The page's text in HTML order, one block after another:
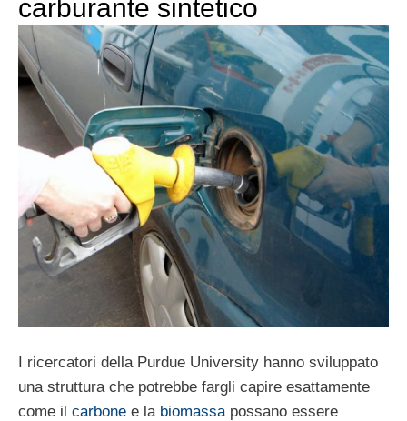
carburante sintetico
I ricercatori della Purdue University hanno sviluppato
una struttura che potrebbe fargli capire esattamente
come il carbone e la biomassapossano essere